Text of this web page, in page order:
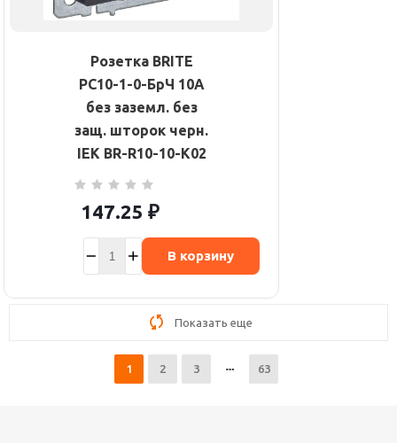
Розетка BRITE
РС10-1-0-БрЧ 10А
без заземл. без
защ. шторок черн.
IEK BR-R10-10-K02
147.25 ₽
В корзину
Показать еще
1 2 3 63